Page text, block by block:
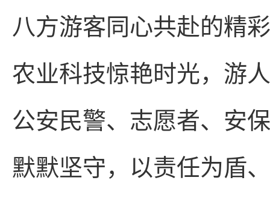
八方游客同心共赴的精
农业科技惊艳时光，游
公安民警、志愿者、安
默默坚守，以责任为盾